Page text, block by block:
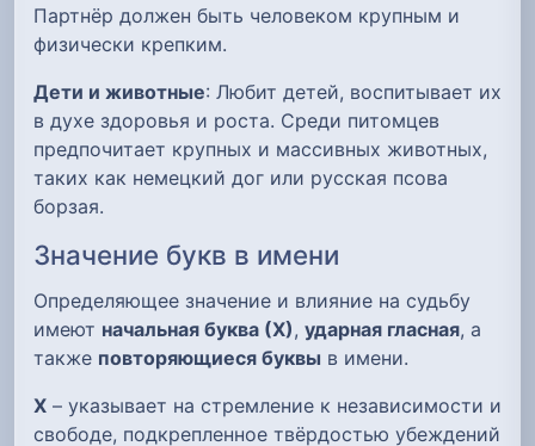
Партнёр должен быть человеком крупным и
физически крепким.
Дети и животные: Любит детей, воспитывает их
в духе здоровья и роста. Среди питомцев
предпочитает крупных и массивных животных,
таких как немецкий дог или русская псова
борзая.
Значение букв в имени
Определяющее значение и влияние на судьбу
имеют начальная буква (Х), ударная гласная, а
также повторяющиеся буквы в имени.
Х – указывает на стремление к независимости и
свободе, подкрепленное твёрдостью убеждений